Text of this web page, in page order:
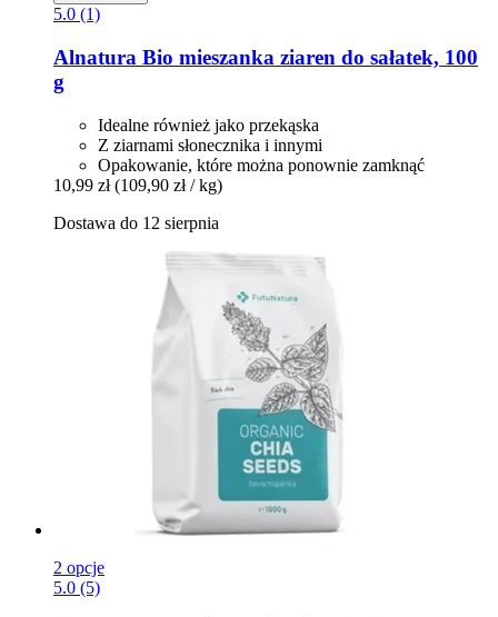
5.0 (1)
Alnatura Bio mieszanka ziaren do sałatek, 100
g
Idealne również jako przekąska
Z ziarnami słonecznika i innymi
Opakowanie, które można ponownie zamknąć
10,99 zł (109,90 zł / kg)
Dostawa do 12 sierpnia
2 opcje
5.0 (5)